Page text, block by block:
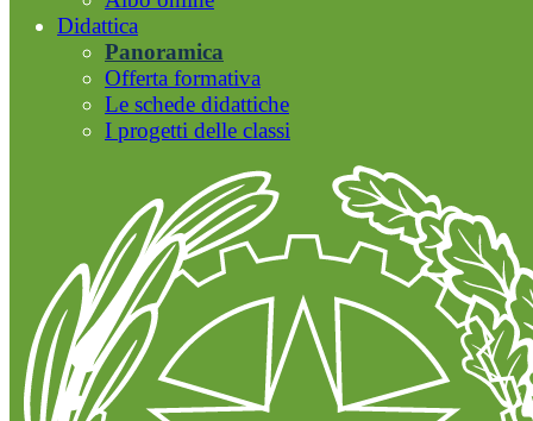
Didattica
Panoramica
Offerta formativa
Le schede didattiche
I progetti delle classi